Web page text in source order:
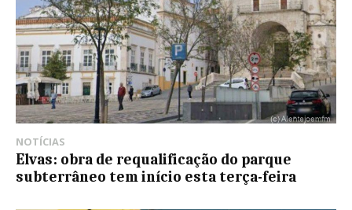
NOTÍCIAS
Elvas: obra de requalificação do parque
subterrâneo tem início esta terça-feira